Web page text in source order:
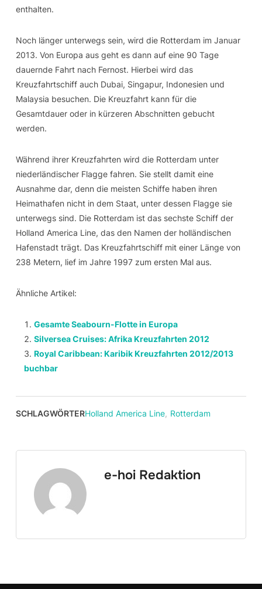
enthalten.
Noch länger unterwegs sein, wird die Rotterdam im Januar
2013. Von Europa aus geht es dann auf eine 90 Tage
dauernde Fahrt nach Fernost. Hierbei wird das
Kreuzfahrtschiff auch Dubai, Singapur, Indonesien und
Malaysia besuchen. Die Kreuzfahrt kann für die
Gesamtdauer oder in kürzeren Abschnitten gebucht
werden.
Während ihrer Kreuzfahrten wird die Rotterdam unter
niederländischer Flagge fahren. Sie stellt damit eine
Ausnahme dar, denn die meisten Schiffe haben ihren
Heimathafen nicht in dem Staat, unter dessen Flagge sie
unterwegs sind. Die Rotterdam ist das sechste Schiff der
Holland America Line, das den Namen der holländischen
Hafenstadt trägt. Das Kreuzfahrtschiff mit einer Länge von
238 Metern, lief im Jahre 1997 zum ersten Mal aus.
Ähnliche Artikel:
Gesamte Seabourn-Flotte in Europa
Silversea Cruises: Afrika Kreuzfahrten 2012
Royal Caribbean: Karibik Kreuzfahrten 2012/2013
buchbar
SCHLAGWÖRTERHolland America Line, Rotterdam
e-hoi Redaktion